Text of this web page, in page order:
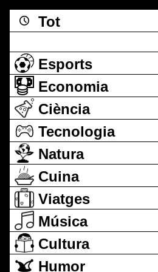
Tot
Esports
Economia
Ciència
Tecnologia
Natura
Cuina
Viatges
Música
Cultura
Humor